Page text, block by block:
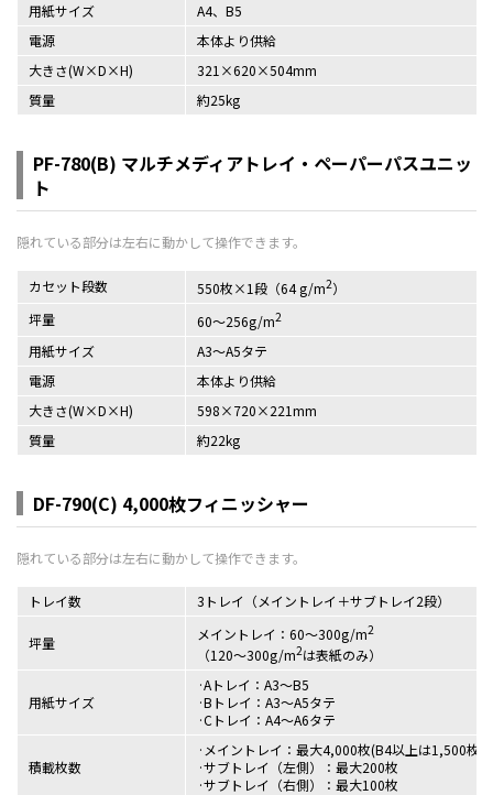
用紙サイズ
A4、B5
電源
本体より供給
大きさ(W×D×H)
321×620×504mm
質量
約25kg
PF-780(B) マルチメディアトレイ・ペーパーパスユニッ
ト
カセット段数 550枚×1段（64 g/m2）
坪量
60～256g/m2
用紙サイズ
A3～A5タテ
電源
本体より供給
大きさ(W×D×H)
598×720×221mm
質量
約22kg
DF-790(C) 4,000枚フィニッシャー
トレイ数 3トレイ（メイントレイ＋サブトレイ2段）
坪量 メイントレイ：60～300g/m2
（120～300g/m2は表紙のみ）
用紙サイズ
Aトレイ：A3～B5
Bトレイ：A3～A5タテ
Cトレイ：A4～A6タテ
積載枚数
メイントレイ：最大4,000枚(B4以上は1,500枚
サブトレイ（左側）：最大200枚
サブトレイ（右側）：最大100枚